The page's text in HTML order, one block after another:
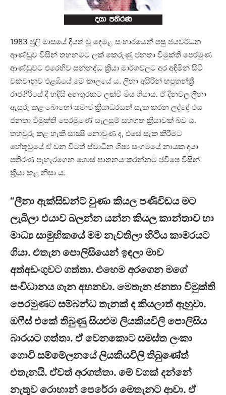
1983 ජුලි මාසයේ දියත් වූ දෙමළ සංහාරයෙන් පසු ජයවර්ධන
ආණ්ඩුව විසින් තහනමට ලක් කෙරුණු ජනතා විමුක්ති පෙරමුණ
ආණ්ඩුවට එරෙහිව සන්නද්ධ ක්‍රියා මාර්ගවලට අර අඳිමින් සිටි
වකවානුව එළඹියේ මේ කාලයේ ය. ලීනා අයිරින් හපුතන්ත්‍රී
රාජගිරියේ දී හදිසි අනතුරකට ලක්වී මිය ගියාය. ඒ දිනවල ලීනා
ඇසුරු කළ බොහෝ සමාජ ක්‍රියාධරයන් සැක කරන ලද්දේ එය
ජනතා විමුක්ති පෙරමුණේ සැලසුම් සහගත ක්‍රියාවක් බව ය.
තහවුරු කළ හැකි සාක්‍ෂි නොවුණ ද, එසේ සැක කිරීමට
හේතුවුයේ ඒ වන විටත් ස්වාධීන ශිෂ්‍ය සංගමයේ නායක දයා
පතිරණ පැහැරගෙන ගොස් ඝාතනය කරන්නට ජවිපෙ විසින්
ක්‍රියා කළ නිසා ය.
“ලීනා ඇක්සිඩන්ට් වුණා කියල පණිවිඩය මට
ලැබිලා එයාව බලන්න යන්න කියල කාන්තාව හා
මාධ්‍ය සාමුහිකයේ මම නැවතිලා හිටිය කාමරයට
ගියා. එතැන පොලිසියෙන් ඉඳලා මාව
අත්අඩංගුවට ගත්තා. එහෙම අරගෙන මගේ
සංවිධානය ගැන අහනවා. මෙතැන ජනතා විමුක්ති
පෙරමුණට සම්බන්ධ තැනක් ද කියලාත් ඇහුවා.
ඔෆීස් එකේ තිබුණු සියළුම ලියකියවිලි පොලිසිය
බාරයට ගත්තා. ඒ වෙනකොට සමස්ත ලංකා
ගොවි සම්මේලනයේ ලියකියවිලි තිබුණේත්
එතැනයි. ඒවත් අරගත්තා. මේ වගක් දන්නේ
නැතුව රොහාන් පෙරේරා මෙතැනට ආවා. ඒ